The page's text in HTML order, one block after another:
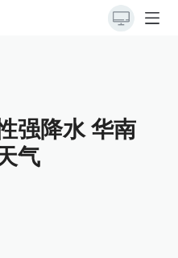
强降水 华南
气